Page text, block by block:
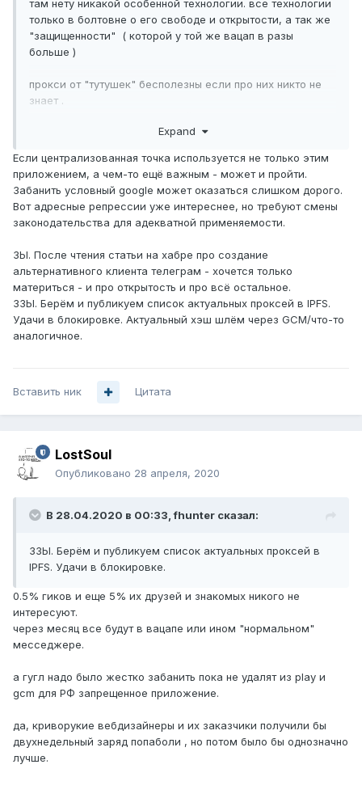
там нету никакой особенной технологии. все технологии
только в болтовне о его свободе и открытости, а так же
"защищенности" ( которой у той же вацап в разы
больше )
прокси от "тутушек" бесполезны если про них никто не
знает .
множеству экземпляров приложений URL этих титушных
И тут 2 варианта - централизованная точка , и она
блокируется по dns/ip
или децентрализованная сеть типа KAD для поиска
братских титушек.
и она блокируется созданием множества фейковых
ведущих, но выявляющих всех особо активных с
применением к ним адресных репрессий.
если на всю эту луковичную сеть для отсева фейков
попытаются наложить шифрование или иные хитожопые
методы , то ddos ить имеющиеся ноды по CPU ( раз они
крипту считают то много не вытянут )
за фриком-одиночкой и никакое АНБ ему не поможет
Expand
Если централизованная точка используется не только этим
приложением, а чем-то ещё важным - может и пройти.
Забанить условный google может оказаться слишком дорого.
Вот адресные репрессии уже интереснее, но требуют смены
законодательства для адекватной применяемости.
ЗЫ. После чтения статьи на хабре про создание
альтернативного клиента телеграм - хочется только
материться - и про открытость и про всё остальное.
ЗЗЫ. Берём и публикуем список актуальных проксей в IPFS.
Удачи в блокировке. Актуальный хэш шлём через GCM/что-то
аналогичное.
Вставить ник Цитата
LostSoul
Опубликовано 28 апреля, 2020
В 28.04.2020 в 00:33,fhunter сказал:
ЗЗЫ. Берём и публикуем список актуальных проксей в
IPFS. Удачи в блокировке.
0.5% гиков и еще 5% их друзей и знакомых никого не
интересуют.
через месяц все будут в вацапе или ином "нормальном"
месседжере.
а гугл надо было жестко забанить пока не удалят из play и
gcm для РФ запрещенное приложение.
да, криворукие вебдизайнеры и их заказчики получили бы
двухнедельный заряд попаболи , но потом было бы однозначно
лучше.